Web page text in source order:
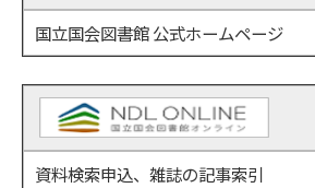
国立国会図書館 公式ホームページ
資料検索申込、雑誌の記事索引